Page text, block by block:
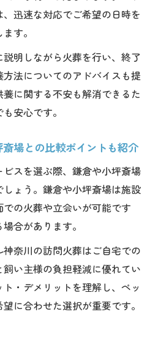
、迅速な対応でご希望の日時を
す。
明しながら火葬を行い、終了
法についてのアドバイスも提
に関する不安も解消できるた
安心です。
場との比較ポイントも紹介
スを選ぶ際、鎌倉や小坪斎場
ょう。鎌倉や小坪斎場は施設
の火葬や立会いが可能です
合があります。
奈川の訪問火葬はご自宅での
い主様の負担軽減に優れてい
・デメリットを理解し、ペッ
に合わせた選択が重要です。